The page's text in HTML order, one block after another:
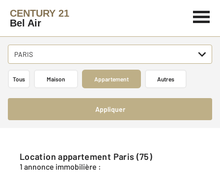
CENTURY 21
Bel Air
PARIS
Tous Maison Appartement Autres
Appliquer
Location appartement Paris (75)
1 annonce immobilière :